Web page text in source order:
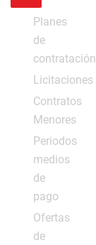
Planes
de
contratación
Licitaciones
Contratos
Menores
Periodos
medios
de
pago
Ofertas
de